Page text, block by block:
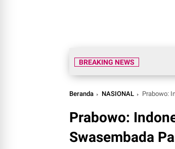
BREAKING NEWS
Beranda NASIONAL Prabowo:
Prabowo:
Swasembada